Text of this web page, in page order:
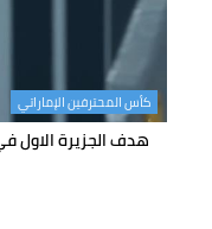
كأس المحترفين الإماراتي
هدف الجزيرة